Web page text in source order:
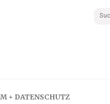
+ DATENSCHUTZ